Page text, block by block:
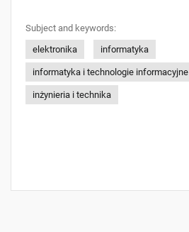
Subject and keywords:
elektronika
informatyka
informatyka i technologie informacyjne
inżynieria i technika